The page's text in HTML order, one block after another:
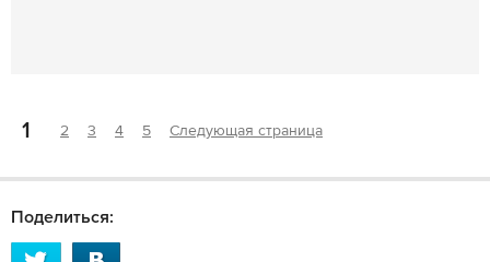
1 2 3 4 5 Следующая страница
Поделиться: